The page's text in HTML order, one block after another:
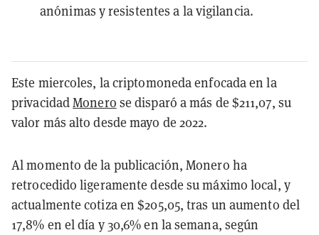
anónimas y resistentes a la vigilancia.
Este miercoles, la criptomoneda enfocada en la
privacidadMonero se disparó a más de $211,07, su
valor más alto desde mayo de 2022.
Al momento de la publicación, Monero ha
retrocedido ligeramente desde su máximo local, y
actualmente cotiza en $205,05, tras un aumento del
17,8% en el día y 30,6% en la semana, según